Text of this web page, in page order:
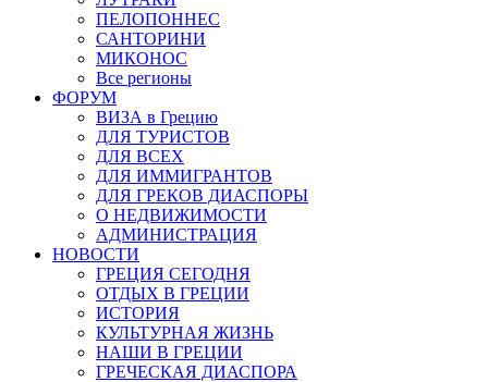
ПЕЛОПОННЕС
САНТОРИНИ
МИКОНОС
Все регионы
ФОРУМ
ВИЗА в Грецию
ДЛЯ ТУРИСТОВ
ДЛЯ ВСЕХ
ДЛЯ ИММИГРАНТОВ
ДЛЯ ГРЕКОВ ДИАСПОРЫ
О НЕДВИЖИМОСТИ
АДМИНИСТРАЦИЯ
НОВОСТИ
ГРЕЦИЯ СЕГОДНЯ
ОТДЫХ В ГРЕЦИИ
ИСТОРИЯ
КУЛЬТУРНАЯ ЖИЗНЬ
НАШИ В ГРЕЦИИ
ГРЕЧЕСКАЯ ДИАСПОРА